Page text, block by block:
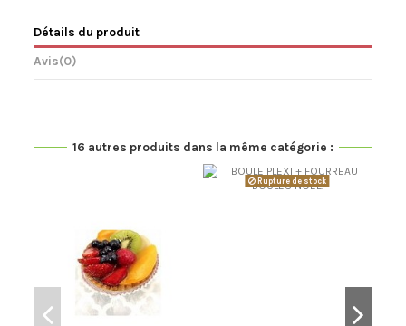
Détails du produit
Avis(0)
16 autres produits dans la même catégorie :
Rupture de stock